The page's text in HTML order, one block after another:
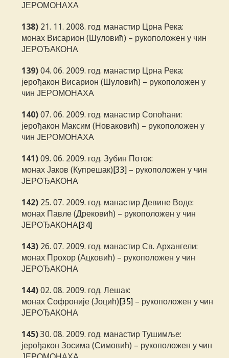
ЈЕРОМОНАХА
138) 21. 11. 2008. год. манастир Црна Река:
монах Висарион (Шуловић) – рукоположен у чин
ЈЕРОЂАКОНА
139) 04. 06. 2009. год. манастир Црна Река:
јерођакон Висарион (Шуловић) – рукоположен у
чин ЈЕРОМОНАХА
140) 07. 06. 2009. год. манастир Сопоћани:
јерођакон Максим (Новаковић) – рукоположен у
чин ЈЕРОМОНАХА
141) 09. 06. 2009. год. Зубин Поток:
монах Јаков (Купрешак) [33] – рукоположен у чин
ЈЕРОЂАКОНА
142) 25. 07. 2009. год. манастир Девине Воде:
монах Павле (Дрековић) – рукоположен у чин
ЈЕРОЂАКОНА[34]
143) 26. 07. 2009. год. манастир Св. Архангели:
монах Прохор (Ацковић) – рукоположен у чин
ЈЕРОЂАКОНА
144) 02. 08. 2009. год. Лешак:
монах Софроније (Јоцић) [35] – рукоположен у чин
ЈЕРОЂАКОНА
145) 30. 08. 2009. год. манастир Тушимље:
јерођакон Зосима (Симовић) – рукоположен у чин